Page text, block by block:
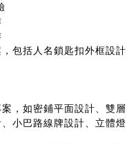
包括人名鎖匙扣外框設計
，如密鋪平面設計、雙層
小巴路線牌設計、立體燈